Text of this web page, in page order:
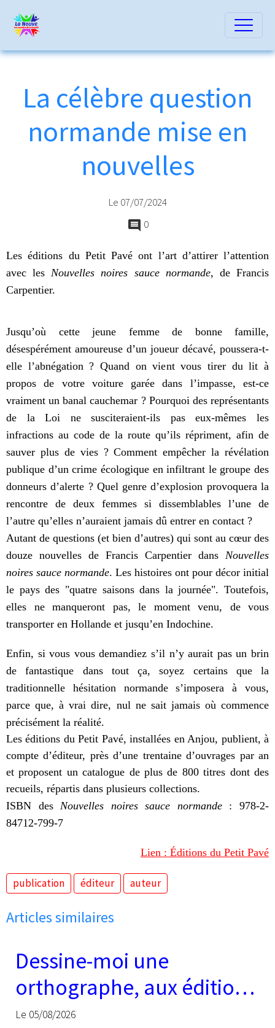
La célèbre question
normande mise en
nouvelles
Le 07/07/2024
0
Les éditions du Petit Pavé ont l’art d’attirer l’attention
avec lesNouvelles noires sauce normande, de Francis
Carpentier.
Jusqu’où cette jeune femme de bonne famille,
désespérément amoureuse d’un joueur décavé, poussera-t-
elle l’abnégation ? Quand on vient vous tirer du lit à
propos de votre voiture garée dans l’impasse, est-ce
vraiment un banal cauchemar ? Pourquoi des représentants
de la Loi ne susciteraient-ils pas eux-mêmes les
infractions au code de la route qu’ils répriment, afin de
sauver plus de vies ? Comment empêcher la révélation
publique d’un crime écologique en infiltrant le groupe des
donneurs d’alerte ? Quel genre d’explosion provoquera la
rencontre de deux femmes si dissemblables l’une de
l’autre qu’elles n’auraient jamais dû entrer en contact ?
Autant de questions (et bien d’autres) qui sont au cœur des
douze nouvelles de Francis Carpentier dans Nouvelles
noires sauce normande. Les histoires ont pour décor initial
le pays des "quatre saisons dans la journée". Toutefois,
elles ne manqueront pas, le moment venu, de vous
transporter en Hollande et jusqu’en Indochine.
Enfin, si vous vous demandiez s’il n’y aurait pas un brin
de fantastique dans tout ça, soyez certains que la
traditionnelle hésitation normande s’imposera à vous,
parce que, à vrai dire, nul ne sait jamais où commence
précisément la réalité.
Les éditions du Petit Pavé, installées en Anjou, publient, à
compte d’éditeur, près d’une trentaine d’ouvrages par an
et proposent un catalogue de plus de 800 titres dont des
recueils, répartis dans plusieurs collections.
ISBN desNouvelles noires sauce normande: 978-2-
84712-799-7
Lien : Éditions du Petit Pavé
publication éditeur auteur
Articles similaires
Dessine-moi une
orthographe, aux éditions
Libertalia
Le 05/08/2026